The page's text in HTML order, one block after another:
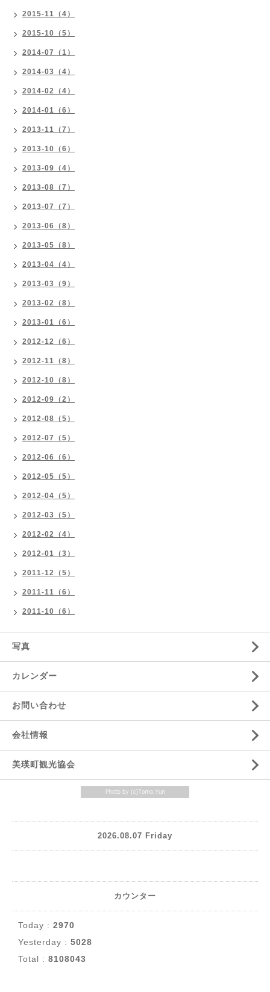
2015-11（4）
2015-10（5）
2014-07（1）
2014-03（4）
2014-02（4）
2014-01（6）
2013-11（7）
2013-10（6）
2013-09（4）
2013-08（7）
2013-07（7）
2013-06（8）
2013-05（8）
2013-04（4）
2013-03（9）
2013-02（8）
2013-01（6）
2012-12（6）
2012-11（8）
2012-10（8）
2012-09（2）
2012-08（5）
2012-07（5）
2012-06（6）
2012-05（5）
2012-04（5）
2012-03（5）
2012-02（4）
2012-01（3）
2011-12（5）
2011-11（6）
2011-10（6）
写真
カレンダー
お問い合わせ
会社情報
美瑛町観光協会
2026.08.07 Friday
カウンター
Today : 2970
Yesterday : 5028
Total : 8108043